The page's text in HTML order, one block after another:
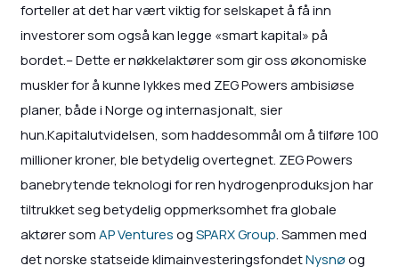
forteller at det har vært viktig for selskapet å få inn
investorer som også kan legge «smart kapital» på
bordet.– Dette er nøkkelaktører som gir oss økonomiske
muskler for å kunne lykkes med ZEG Powers ambisiøse
planer, både i Norge og internasjonalt, sier
hun.Kapitalutvidelsen, som haddesommål om å tilføre 100
millioner kroner, ble betydelig overtegnet. ZEG Powers
banebrytende teknologi for ren hydrogenproduksjon har
tiltrukket seg betydelig oppmerksomhet fra globale
aktører somAP VenturesogSPARX Group. Sammen med
det norske statseide klimainvesteringsfondetNysnøog